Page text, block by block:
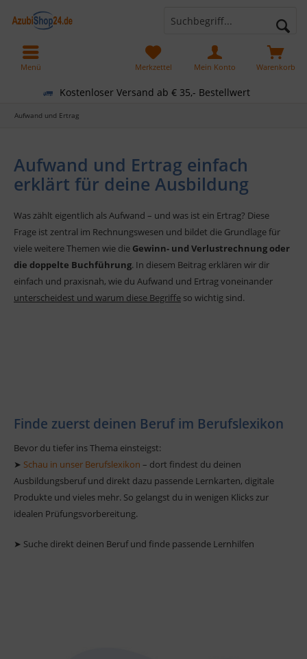
Kostenloser Versand ab € 35,- Bestellwert
Warenkorb
Merkzettel Mein Konto
Menü
Aufwand und Ertrag
Aufwand und Ertrag einfach
erklärt für deine Ausbildung
Was zählt eigentlich als Aufwand – und was ist ein Ertrag? Diese
Frage ist zentral im Rechnungswesen und bildet die Grundlage für
viele weitere Themen wie die Gewinn- und Verlustrechnung oder
die doppelte Buchführung. In diesem Beitrag erklären wir dir
einfach und praxisnah, wie du Aufwand und Ertrag voneinander
unterscheidest und warum diese Begriffe so wichtig sind.
Finde zuerst deinen Beruf im Berufslexikon
Bevor du tiefer ins Thema einsteigst:
➤ Schau in unser Berufslexikon – dort findest du deinen
Ausbildungsberuf und direkt dazu passende Lernkarten, digitale
Produkte und vieles mehr. So gelangst du in wenigen Klicks zur
idealen Prüfungsvorbereitung.
➤ Suche direkt deinen Beruf und finde passende Lernhilfen